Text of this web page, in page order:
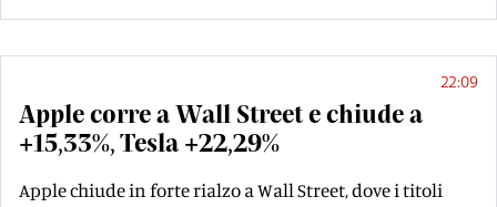
22:09
Apple corre a Wall Street e chiude a
+15,33%, Tesla +22,29%
Apple chiude in forte rialzo a Wall Street, dove i titoli